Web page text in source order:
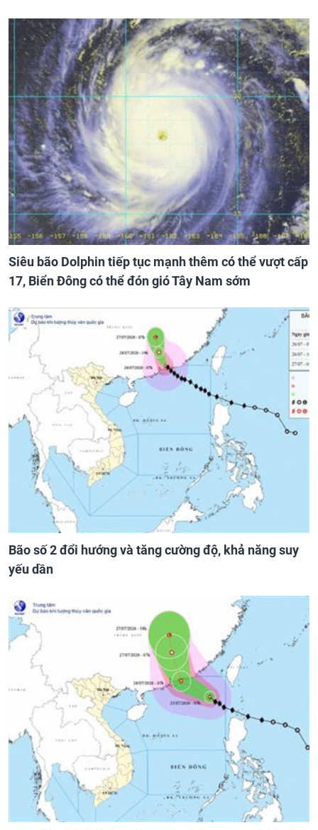
Siêu bão Dolphin tiếp tục mạnh thêm có thể vượt cấp
17, Biển Đông có thể đón gió Tây Nam sớm
Bão số 2 đổi hướng và tăng cường độ, khả năng suy
yếu dần